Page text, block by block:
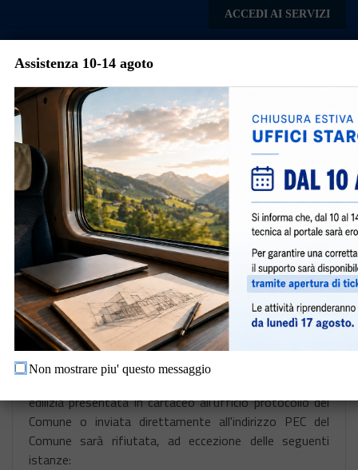
ACCEDI AI SERVIZI
Menu
Roccabianca
Avvisi e Notizie
Attivazione nuovo portale
SUE (Sportello Unico Edilizia)
361 | maggio 27, 2025 | General,Notizie |
A partire dal 01/09/2025 le pratiche edilizie potranno
essere presentate digitalmente tramite il presente
portale.
edilizia presentata in cartaceo all'ufficio protocollo del
Comune o inviata direttamente all'indirizzo PEC del
Comune sarà rifiutata, ad eccezione delle seguenti
istanze:
Assistenza 10-14 agoto
Non mostrare piu' questo messaggio